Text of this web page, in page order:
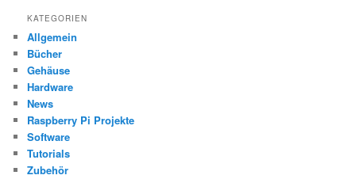
KATEGORIEN
Allgemein
Bücher
Gehäuse
Hardware
News
Raspberry Pi Projekte
Software
Tutorials
Zubehör